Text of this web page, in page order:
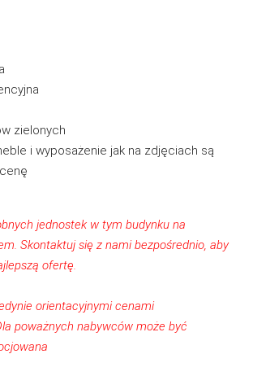
zielonych
i wyposażenie jak na zdjęciach są
jednostek w tym budynku na
Skontaktuj się z namibezpośrednio, aby
ofertę.
orientacyjnymi cenami
poważnych nabywców może być